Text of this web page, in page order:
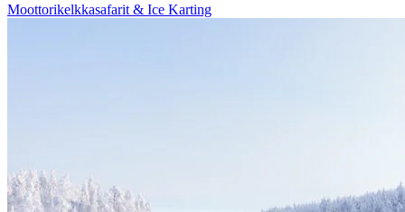
Moottorikelkkasafarit & Ice Karting